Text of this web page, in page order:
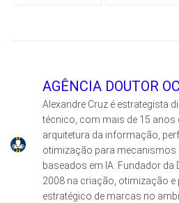
AGÊNCIA DOUTOR
Alexandre Cruz é estrategista
técnico, com mais de 15 anos
arquitetura da informação,
otimização para mecanismos
baseados em IA. Fundador
2008 na criação, otimização
estratégico de marcas no